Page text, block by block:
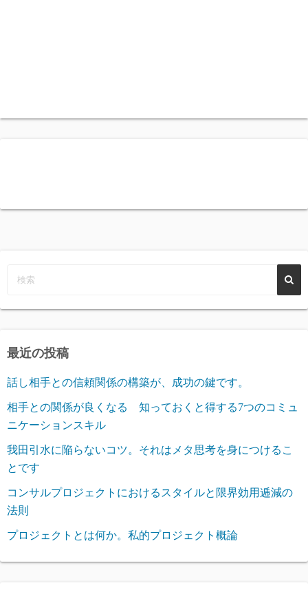
最近の投稿
話し相手との信頼関係の構築が、成功の鍵です。
相手との関係が良くなる 知っておくと得する7つのコミュ
ニケーションスキル
我田引水に陥らないコツ。それはメタ思考を身につけるこ
とです
コンサルプロジェクトにおけるスタイルと限界効用逓減の
法則
プロジェクトとは何か。私的プロジェクト概論